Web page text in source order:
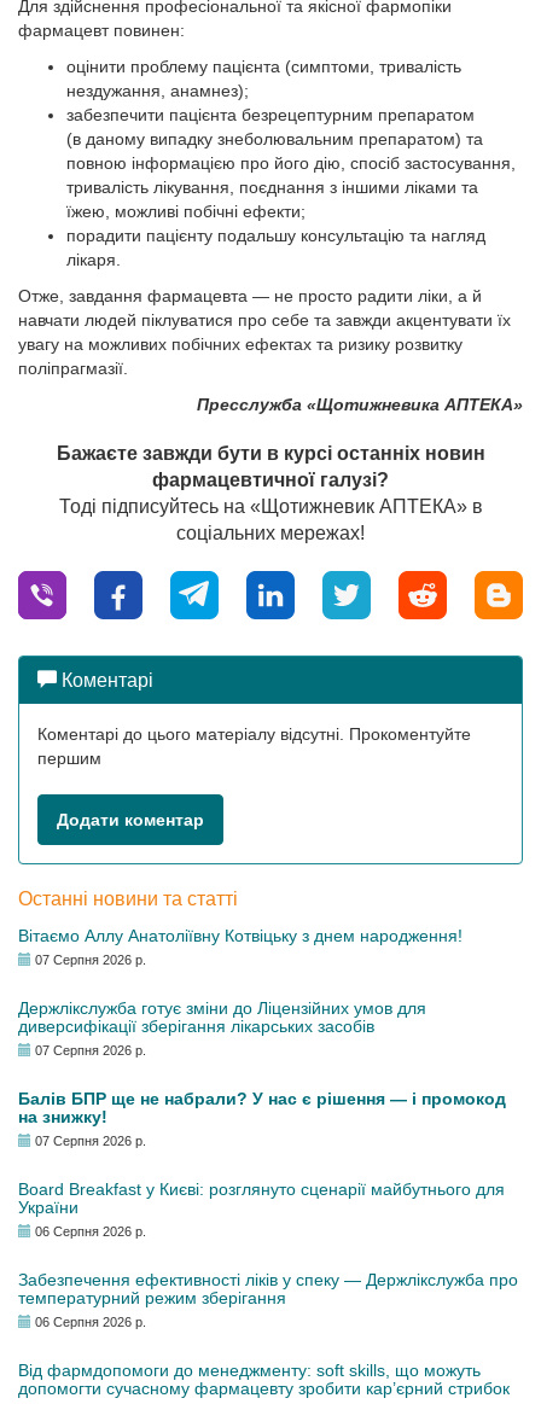
Для здійснення професіональної та якісної фармопіки
фармацевт повинен:
оцінити проблему пацієнта (симптоми, тривалість
нездужання, анамнез);
забезпечити пацієнта безрецептурним препаратом
(в даному випадку знеболювальним препаратом) та
повною інформацією про його дію, спосіб застосування,
тривалість лікування, поєднання з іншими ліками та
їжею, можливі побічні ефекти;
порадити пацієнту подальшу консультацію та нагляд
лікаря.
Отже, завдання фармацевта — не просто радити ліки, а й
навчати людей піклуватися про себе та завжди акцентувати їх
увагу на можливих побічних ефектах та ризику розвитку
поліпрагмазії.
Пресслужба «Щотижневика АПТЕКА»
Бажаєте завжди бути в курсі останніх новин
фармацевтичної галузі?
Тоді підписуйтесь на «Щотижневик АПТЕКА» в
соціальних мережах!
Коментарі
Коментарі до цього матеріалу відсутні. Прокоментуйте
першим
Додати коментар
Останні новини та статті
Вітаємо Аллу Анатоліївну Котвіцьку з днем народження!
07 Серпня 2026 р.
Держлікслужба готує зміни до Ліцензійних умов для
диверсифікації зберігання лікарських засобів
07 Серпня 2026 р.
Балів БПР ще не набрали? У нас є рішення — і промокод
на знижку!
07 Серпня 2026 р.
Board Breakfast у Києві: розглянуто сценарії майбутнього для
України
06 Серпня 2026 р.
Забезпечення ефективності ліків у спеку — Держлікслужба про
температурний режим зберігання
06 Серпня 2026 р.
Від фармдопомоги до менеджменту: soft skills, що можуть
допомогти сучасному фармацевту зробити кар’єрний стрибок